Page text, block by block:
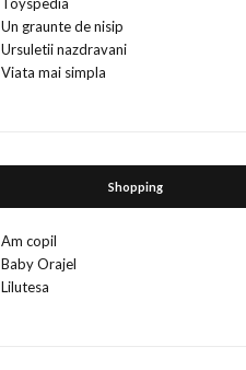
Un graunte de nisip
Ursuletii nazdravani
Viata mai simpla
Shopping
Am copil
Baby Orajel
Lilutesa